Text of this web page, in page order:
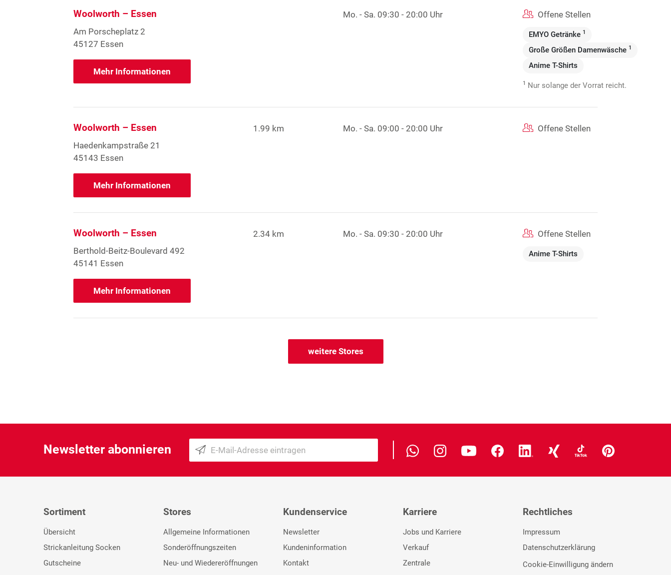
Woolworth – Essen
Am Porscheplatz 2
45127 Essen
Mehr Informationen
Mo. - Sa. 09:30 - 20:00 Uhr Offene Stellen
EMYO Getränke 1
Große Größen Damenwäsche 1
Anime T-Shirts
1 Nur solange der Vorrat reicht.
Woolworth – Essen
Haedenkampstraße 21
45143 Essen
Mehr Informationen
1.99 km Mo. - Sa. 09:00 - 20:00 Uhr Offene Stellen
Woolworth – Essen
Berthold-Beitz-Boulevard 492
45141 Essen
Mehr Informationen
2.34 km Mo. - Sa. 09:30 - 20:00 Uhr Offene Stellen
Anime T-Shirts
weitere Stores
Newsletter abonnieren
Sortiment
Übersicht
Strickanleitung Socken
Gutscheine
Stores
Allgemeine Informationen
Sonderöffnungszeiten
Neu- und Wiedereröffnungen
Kundenservice
Newsletter
Kundeninformation
Kontakt
Karriere
Jobs und Karriere
Verkauf
Zentrale
Rechtliches
Impressum
Datenschutzerklärung
Cookie-Einwilligung ändern